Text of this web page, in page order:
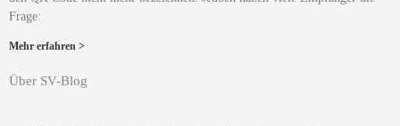
Frage:
Mehr erfahren >
Über SV-Blog